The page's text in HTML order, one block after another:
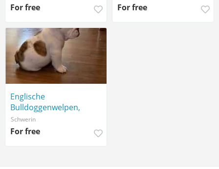
For free For free
Englische
Bulldoggenwelpen,
abholbereit
Schwerin
For free